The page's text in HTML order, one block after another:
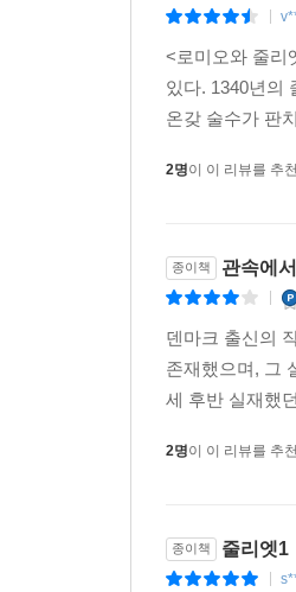
<로미오와 줄리
있다. 1340년의
온갖 술수가 판
2명이 이 리뷰를 추
종이책 관속에
덴마크 출신의
존재했으며, 그
세 후반 실재했
2명이 이 리뷰를 추
종이책 줄리엣1